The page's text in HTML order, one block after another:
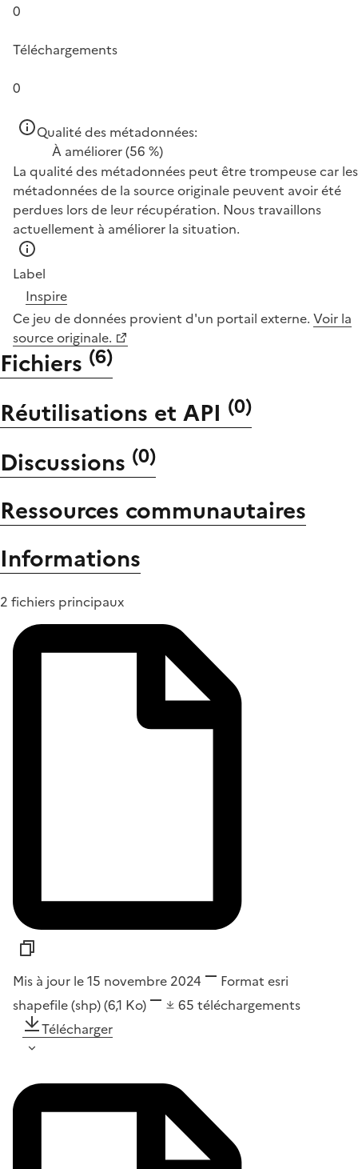
0
Téléchargements
0
Qualité des métadonnées:
À améliorer(56 %)
La qualité des métadonnées peut être trompeuse car les
métadonnées de la source originale peuvent avoir été
perdues lors de leur récupération. Nous travaillons
actuellement à améliorer la situation.
Label
Inspire
Ce jeu de données provient d'un portail externe. Voir la
source originale.
Fichiers (6)
Réutilisations et API (0)
Discussions (0)
Ressources communautaires
Informations
2 fichiers principaux
Mis à jour le 15 novembre 2024 Format esri
shapefile (shp)(6,1 Ko) 65 téléchargements
Télécharger